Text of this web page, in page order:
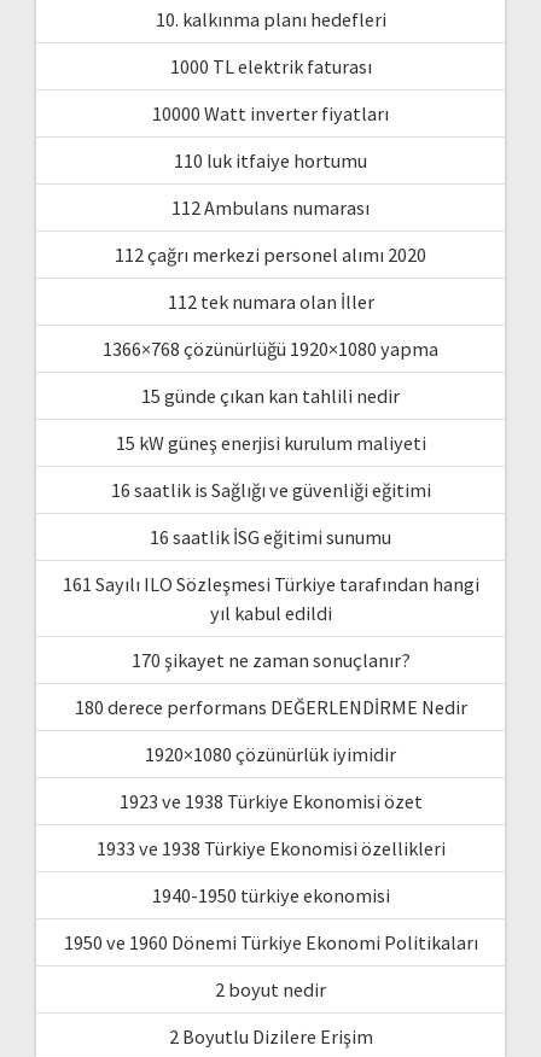
10. kalkınma planı hedefleri
1000 TL elektrik faturası
10000 Watt inverter fiyatları
110 luk itfaiye hortumu
112 Ambulans numarası
112 çağrı merkezi personel alımı 2020
112 tek numara olan İller
1366×768 çözünürlüğü 1920×1080 yapma
15 günde çıkan kan tahlili nedir
15 kW güneş enerjisi kurulum maliyeti
16 saatlik is Sağlığı ve güvenliği eğitimi
16 saatlik İSG eğitimi sunumu
161 Sayılı ILO Sözleşmesi Türkiye tarafından hangi
yıl kabul edildi
170 şikayet ne zaman sonuçlanır?
180 derece performans DEĞERLENDİRME Nedir
1920×1080 çözünürlük iyimidir
1923 ve 1938 Türkiye Ekonomisi özet
1933 ve 1938 Türkiye Ekonomisi özellikleri
1940-1950 türkiye ekonomisi
1950 ve 1960 Dönemi Türkiye Ekonomi Politikaları
2 boyut nedir
2 Boyutlu Dizilere Erişim